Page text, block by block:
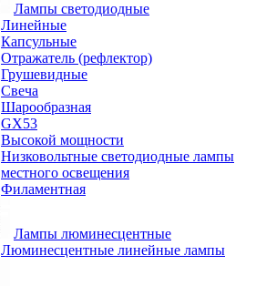
Лампы светодиодные
Линейные
Капсульные
Отражатель (рефлектор)
Грушевидные
Свеча
Шарообразная
GX53
Высокой мощности
Низковольтные светодиодные лампы
местного освещения
Филаментная
Лампы люминесцентные
Люминесцентные линейные лампы